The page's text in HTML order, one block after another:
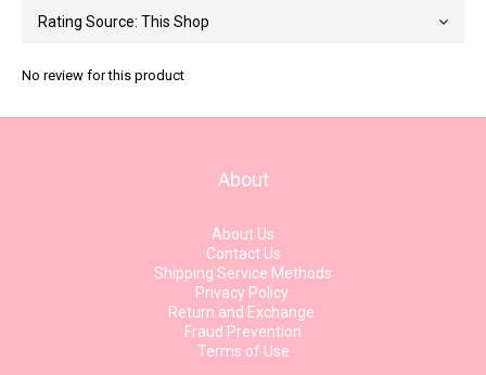
No review for this product
About
About Us
Contact Us
Shipping Service Methods
Privacy Policy
Return and Exchange
Fraud Prevention
Terms of Use